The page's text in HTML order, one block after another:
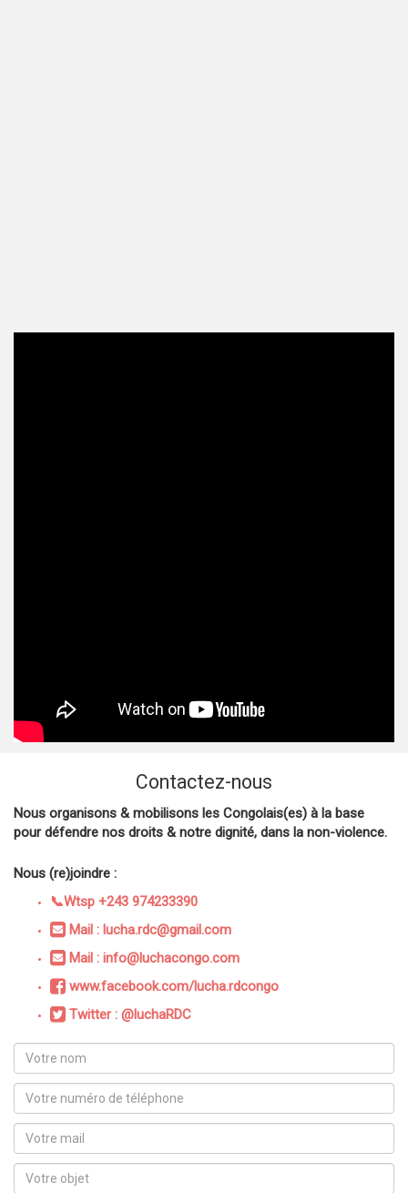
Contactez-nous
Nous organisons & mobilisons les Congolais(es) à la base
pour défendre nos droits & notre dignité, dans la non-violence.
Nous (re)joindre :
📞Wtsp +243 974233390
Mail : lucha.rdc@gmail.com
Mail : info@luchacongo.com
www.facebook.com/lucha.rdcongo
Twitter : @luchaRDC